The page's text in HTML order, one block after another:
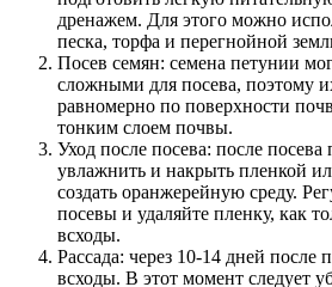
дренажем. Для этого можно
песка, торфа и перегнойной
Посев семян: семена петунии
сложными для посева, поэтому
равномерно по поверхности
тонким слоем почвы.
Уход после посева: после посева
увлажнить и накрыть пленкой
создать оранжерейную среду.
посевы и удаляйте пленку, как
всходы.
Рассада: через 10-14 дней после
всходы. В этот момент следует